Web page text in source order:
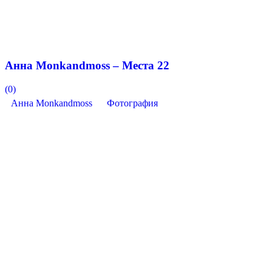
Анна Monkandmoss – Места 22
(0)
Анна Monkandmoss
Фотография